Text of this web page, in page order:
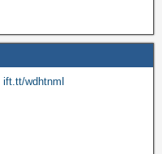
ift.tt/wdhtnmI